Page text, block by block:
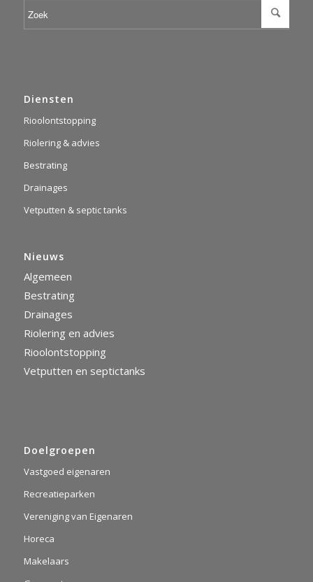
Diensten
Rioolontstopping
Riolering & advies
Bestrating
Drainages
Vetputten & septic tanks
Nieuws
Algemeen
Bestrating
Drainages
Riolering en advies
Rioolontstopping
Vetputten en septictanks
Doelgroepen
Vastgoed eigenaren
Recreatieparken
Vereniging van Eigenaren
Horeca
Makelaars